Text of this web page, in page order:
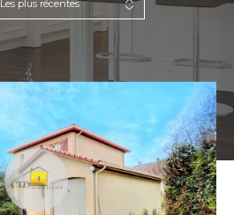
Les plus récentes